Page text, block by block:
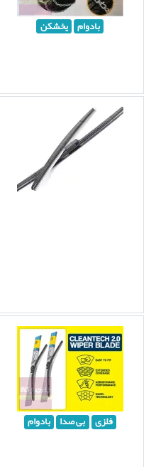
بادوام یخشکن
فلزی بی صدا بادوام